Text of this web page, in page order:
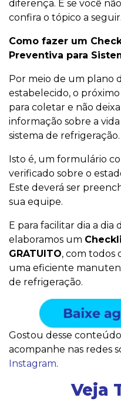
diferença. E se você
confira o tópico a seguir.
Como fazer um
Preventiva para
Por meio de um plano
estabelecido, o
para coletar e não
informação sobre a
sistema de refrigeração.
Isto é, um formulário
verificado sobre o
Este deverá ser
sua equipe.
E para facilitar dia a dia
elaboramos um
GRATUITO, com todos
uma eficiente
de refrigeração.
Gostou desse
acompanhe nas redes
Instagram.
Veja